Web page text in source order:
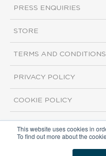
This website uses cookies in
To find out more about the
PRESS ENQUIRIES
STORE
TERMS AND CONDITIONS
PRIVACY POLICY
COOKIE POLICY
Copyright ©2026 ISI